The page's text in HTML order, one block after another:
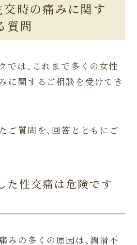
交時の痛みに関す
質問
では、これまで多くの女性
に関するご相談を受けてき
ご質問を、回答とともにご
た性交痛は危険です
みの多くの原因は、潤滑不